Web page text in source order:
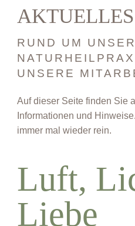
AKTUELLES
RUND UM
UNSERE
Auf dieser Seite finden Sie
Informationen und
immer mal wieder rein.
Luft,
Liebe